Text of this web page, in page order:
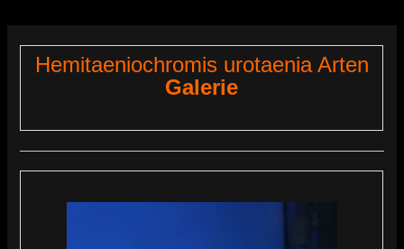
Hemitaeniochromis urotaenia Arten
Galerie